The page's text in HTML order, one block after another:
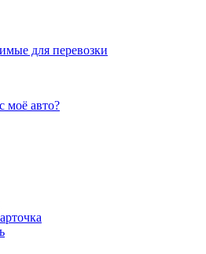
для перевозки
моё авто?